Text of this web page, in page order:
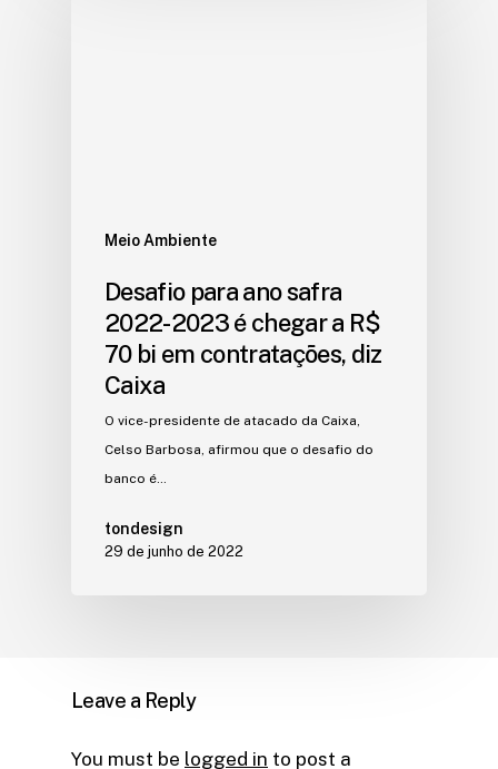
Meio Ambiente
Desafio para ano safra
2022-2023 é chegar a R$
70 bi em contratações, diz
Caixa
O vice-presidente de atacado da Caixa,
Celso Barbosa, afirmou que o desafio do
banco é…
tondesign
29 de junho de 2022
Leave a Reply
You must be logged in to post a